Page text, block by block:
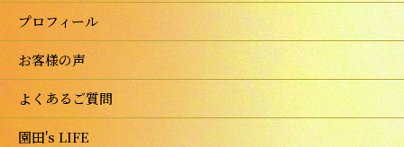
プロフィール
お客様の声
よくあるご質問
園田's LIFE